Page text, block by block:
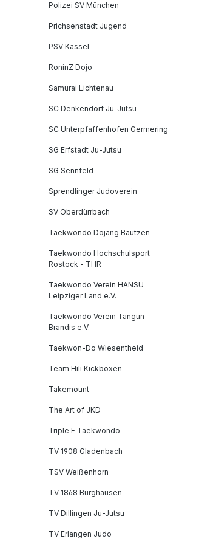
Polizei SV München
Prichsenstadt Jugend
PSV Kassel
RoninZ Dojo
Samurai Lichtenau
SC Denkendorf Ju-Jutsu
SC Unterpfaffenhofen Germering
SG Erfstadt Ju-Jutsu
SG Sennfeld
Sprendlinger Judoverein
SV Oberdürrbach
Taekwondo Dojang Bautzen
Taekwondo Hochschulsport
Rostock - THR
Taekwondo Verein HANSU
Leipziger Land e.V.
Taekwondo Verein Tangun
Brandis e.V.
Taekwon-Do Wiesentheid
Team Hili Kickboxen
Takemount
The Art of JKD
Triple F Taekwondo
TV 1908 Gladenbach
TSV Weißenhorn
TV 1868 Burghausen
TV Dillingen Ju-Jutsu
TV Erlangen Judo